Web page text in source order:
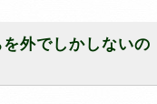
外でしかしないの